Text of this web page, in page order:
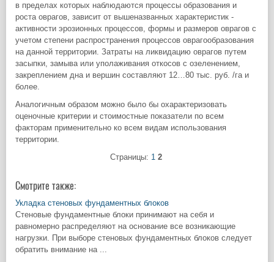
в пределах которых наблюдаются процессы образования и
роста оврагов, зависит от вышеназванных характеристик -
активности эрозионных процессов, формы и размеров оврагов с
учетом степени распространения процессов оврагообразования
на данной территории. Затраты на ликвидацию оврагов путем
засыпки, замыва или уполаживания откосов с озеленением,
закреплением дна и вершин составляют 12…80 тыс. руб. /га и
более.
Аналогичным образом можно было бы охарактеризовать
оценочные критерии и стоимостные показатели по всем
факторам применительно ко всем видам использования
территории.
Страницы: 1 2
Смотрите также:
Укладка стеновых фундаментных блоков
Стеновые фундаментные блоки принимают на себя и
равномерно распределяют на основание все возникающие
нагрузки. При выборе стеновых фундаментных блоков следует
обратить внимание на ...